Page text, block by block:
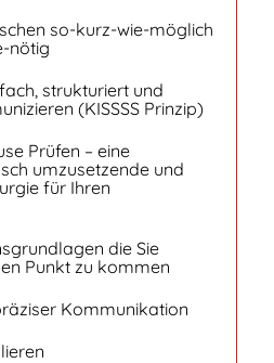
so-kurz-wie-möglich
nötig
strukturiert und
(KISSSS Prinzip)
Prüfen – eine
umzusetzende und
für Ihren
die Sie
Punkt zu kommen
Kommunikation